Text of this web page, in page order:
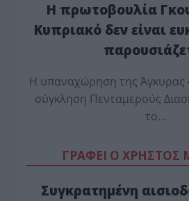
Η πρωτοβουλία
Κυπριακό δεν είναι
Η υπαναχώρηση της Άγκυρας
σύγκληση Πενταμερούς
το…
ΓΡΑΦΕΙ Ο ΧΡΗΣΤΟΣ
Συγκρατημένη